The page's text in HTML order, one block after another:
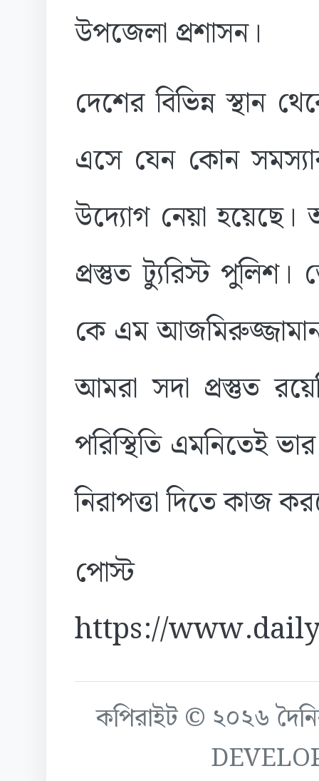
উপজেলা প্রশাসন।
দেশের বিভিন্ন স্থান
এসে যেন কোন
উদ্যোগ নেয়া হয়েছে।
প্রস্তুত ট্যুরিস্ট পুলিশ।
কে এম আজমিরুজ্জামান
আমরা সদা প্রস্তুত
পরিস্থিতি এমনিতেই
নিরাপত্তা দিতে কাজ
https://
কপিরাইট © ২০২৬